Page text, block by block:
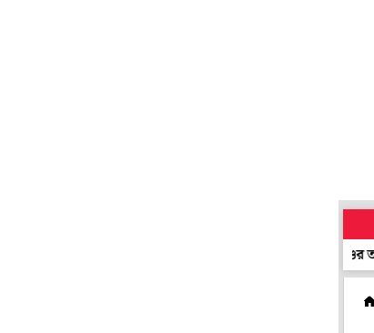
ভারতের প্রথম ‘উড়ন্ত গাড়ি’ বানিয়ে নজির উত্তরাখণ্ডের তরুণের